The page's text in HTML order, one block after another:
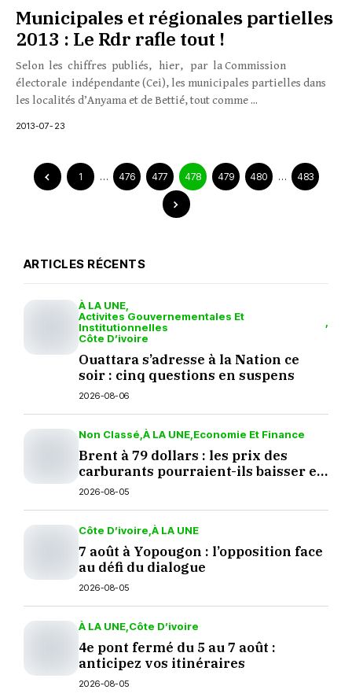
Municipales et régionales partielles
2013 : Le Rdr rafle tout !
Selon les chiffres publiés, hier, par la Commission
électorale indépendante (Cei), les municipales partielles dans
les localités d’Anyama et de Bettié, tout comme ...
2013-07-23
1 … 476 477 478 479 480 … 483
ARTICLES RÉCENTS
À LA UNE
Activites Gouvernementales Et
Institutionnelles
Côte D’ivoire
Ouattara s’adresse à la Nation ce
soir : cinq questions en suspens
2026-08-06
Non Classé À LA UNE Economie Et Finance
Brent à 79 dollars : les prix des
carburants pourraient-ils baisser en
septembre ?
2026-08-05
Côte D’ivoire À LA UNE
7 août à Yopougon : l’opposition face
au défi du dialogue
2026-08-05
À LA UNE Côte D’ivoire
4e pont fermé du 5 au 7 août :
anticipez vos itinéraires
2026-08-05